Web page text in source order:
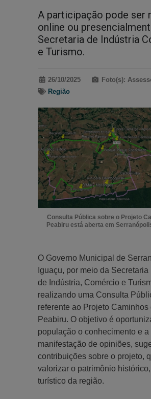
A participação pode ser
online ou
Secretaria de Indústria
e Turismo.
26/10/2025
Foto(s):
Região
Consulta Pública sobre o Projeto
Peabiru está aberta em
O Governo Municipal de
Iguaçu, por meio da Secretaria
de Indústria, Comércio e
realizando uma Consulta
referente ao Projeto Caminhos
Peabiru. O objetivo é
população o conhecimento e a
manifestação de opiniões,
contribuições sobre o projeto,
valorizar o patrimônio
turístico da região.